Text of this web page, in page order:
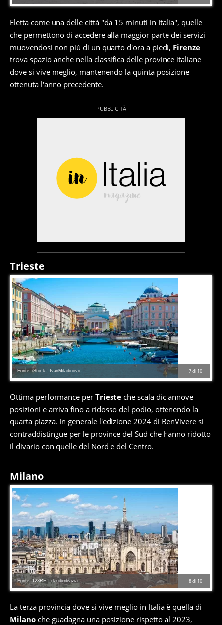
Eletta come una delle città "da 15 minuti in Italia", quelle
che permettono di accedere alla maggior parte dei servizi
muovendosi non più di un quarto d'ora a piedi, Firenze
trova spazio anche nella classifica delle province italiane
dove si vive meglio, mantenendo la quinta posizione
ottenuta l'anno precedente.
Trieste
7di 10
Fonte: iStock - IvanMiladinovic
Ottima performance per Trieste che scala diciannove
posizioni e arriva fino a ridosso del podio, ottenendo la
quarta piazza. In generale l'edizione 2024 di BenVivere si
contraddistingue per le province del Sud che hanno ridotto
il divario con quelle del Nord e del Centro.
Milano
8di 10
Fonte: 123RF - claudiodivizia
La terza provincia dove si vive meglio in Italia è quella di
Milano che guadagna una posizione rispetto al 2023,